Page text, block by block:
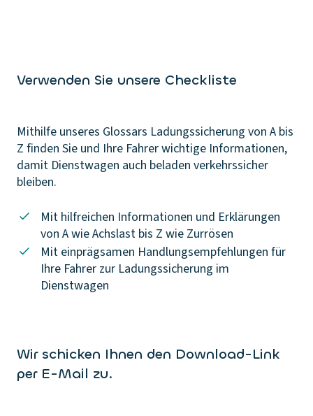
Verwenden Sie unsere Checkliste
Mithilfe unseres Glossars Ladungssicherung von A bis
Z finden Sie und Ihre Fahrer wichtige Informationen,
damit Dienstwagen auch beladen verkehrssicher
bleiben.
Mit hilfreichen Informationen und Erklärungen
von A wie Achslast bis Z wie Zurrösen
Mit einprägsamen Handlungsempfehlungen für
Ihre Fahrer zur Ladungssicherung im
Dienstwagen
Wir schicken Ihnen den Download-Link
per E-Mail zu.